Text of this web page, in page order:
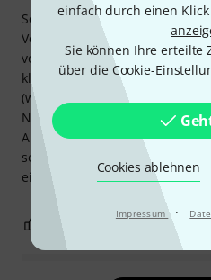
einfach durch einen Klick
Sie können Ihre erteilte
über die Cookie-
Cookies ablehnen
Impressum ·
Sehr praktischer kleiner
Verarbeitung zu einem
vom Klang der Bassdrum, die
klingt und eine perfekte
(wie immer) einen Wechsel der
Nachteil……kein Memory-Ring
Alt-Tom, das ist nur ein Detail,
selbst mit meiner Gruppe
ein GC-Mikrofon und los